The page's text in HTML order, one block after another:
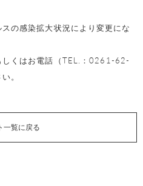
の感染拡大状況により変更にな
しくはお電話（TEL.：0261-62-
。
一覧に戻る